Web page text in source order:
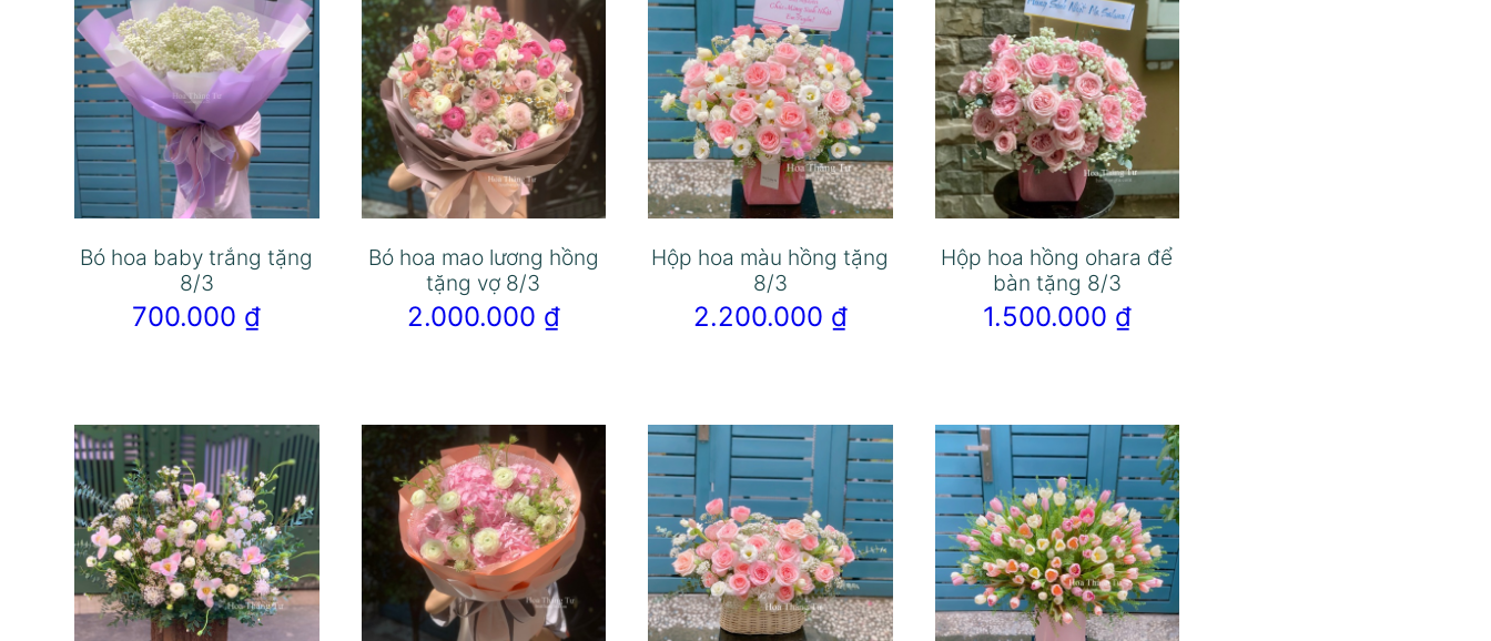
Bó hoa baby trắng tặng
8/3
700.000 ₫
Bó hoa mao lương hồng
tặng vợ 8/3
2.000.000 ₫
Hộp hoa màu hồng tặng
8/3
2.200.000 ₫
Hộp hoa hồng ohara để
bàn tặng 8/3
1.500.000 ₫